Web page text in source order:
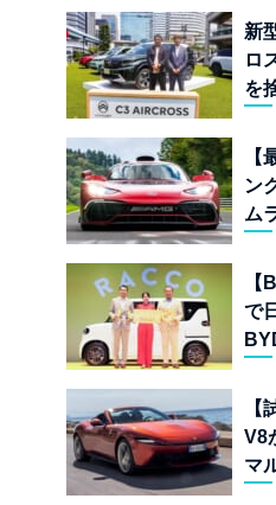
新
ロ
を
児
【
ン
ム
【
で
界
【
V8
マ